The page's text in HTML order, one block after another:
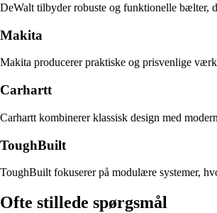
DeWalt tilbyder robuste og funktionelle bælter,
Makita
Makita producerer praktiske og prisvenlige
Carhartt
Carhartt kombinerer klassisk design med
ToughBuilt
ToughBuilt fokuserer på modulære systemer,
Ofte stillede spørgsmål